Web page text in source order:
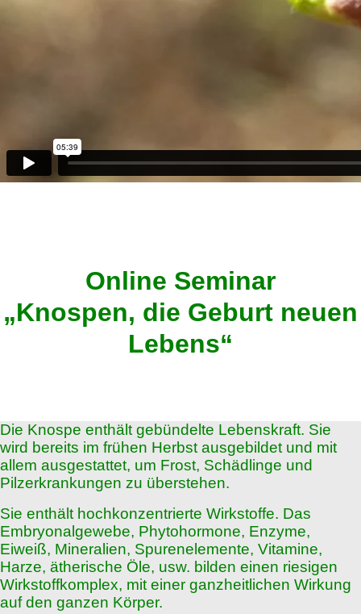
Online Seminar
„Knospen, die Geburt neuen
Lebens“
Die Knospe enthält gebündelte Lebenskraft. Sie
wird bereits im frühen Herbst ausgebildet und mit
allem ausgestattet, um Frost, Schädlinge und
Pilzerkrankungen zu überstehen.
Sie enthält hochkonzentrierte Wirkstoffe. Das
Embryonalgewebe, Phytohormone, Enzyme,
Eiweiß, Mineralien, Spurenelemente, Vitamine,
Harze, ätherische Öle, usw. bilden einen riesigen
Wirkstoffkomplex, mit einer ganzheitlichen Wirkung
auf den ganzen Körper.